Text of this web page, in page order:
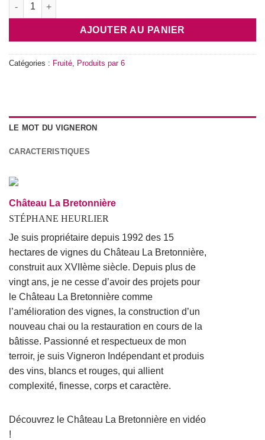
AJOUTER AU PANIER
Catégories : Fruité, Produits par 6
LE MOT DU VIGNERON
CARACTERISTIQUES
Château La Bretonnière
STÉPHANE HEURLIER
Je suis propriétaire depuis 1992 des 15
hectares de vignes du Château La Bretonnière,
construit aux XVIIème siècle. Depuis plus de
vingt ans, je ne cesse d’avoir des projets pour
le Château La Bretonnière comme
l’amélioration des vignes, la construction d’un
nouveau chai ou la restauration en cours de la
bâtisse. Passionné et respectueux de mon
terroir, je suis Vigneron Indépendant et produis
des vins, blancs et rouges, qui allient
complexité, finesse, corps et caractère.
Découvrez le Château La Bretonnière en vidéo
!